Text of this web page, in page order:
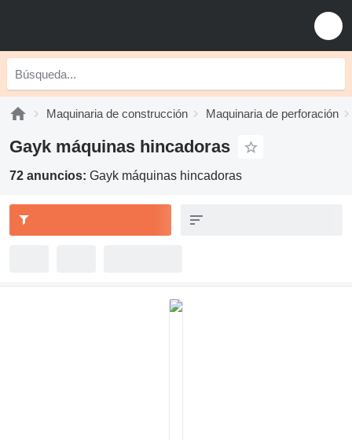
Maquinaria de construcción Maquinaria de perforación
Gayk máquinas hincadoras
72 anuncios: Gayk máquinas hincadoras